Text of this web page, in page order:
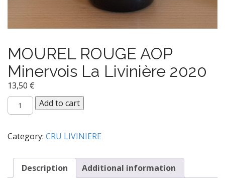
MOUREL ROUGE AOP
Minervois La Livinière 2020
13,50 €
MOUREL
ROUGE
Minervois
Livinière
2020
quantity
Add to cart
Category: CRU LIVINIERE
Description Additional information